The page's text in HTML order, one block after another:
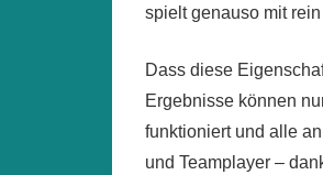
spielt genauso mit
Dass diese
Ergebnisse können
funktioniert und alle
und Teamplayer –